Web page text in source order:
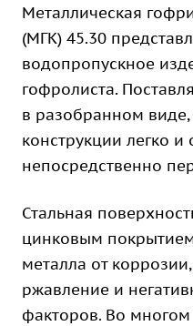
Металлическая
(МГК) 45.30
водопропускное
гофролиста.
в разобранном виде,
конструкции легко
непосредственно
Стальная
цинковым
металла от
ржавление и
факторов. Во